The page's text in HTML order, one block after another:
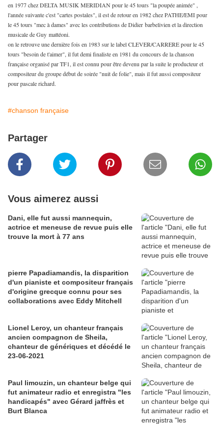
en 1977 chez DELTA MUSIK MERIDIAN pour le 45 tours "la poupée animée" ,
l'année suivante c'est "cartes postales", il est de retour en 1982 chez PATHE/EMI pour
le 45 tours "mec à dames" avec les contributions de Didier barbelivien et la direction
musicale de Guy mattéoni.
on le retrouve une dernière fois en 1983 sur le label CLEVER/CARRERE pour le 45
tours "besoin de t'aimer", il fut demi finaliste en 1981 du concours de la chanson
française organisé par TF1, il est connu pour être devenu par la suite le producteur et
compositeur du groupe début de soirée "nuit de folie", mais il fut aussi compositeur
pour pascale richard.
#chanson française
Partager
Vous aimerez aussi
Dani, elle fut aussi mannequin,
actrice et meneuse de revue puis elle
trouve la mort à 77 ans
pierre Papadiamandis, la disparition
d'un pianiste et compositeur français
d'origine grecque connu pour ses
collaborations avec Eddy Mitchell
Lionel Leroy, un chanteur français
ancien compagnon de Sheila,
chanteur de génériques et décédé le
23-06-2021
Paul limouzin, un chanteur belge qui
fut animateur radio et enregistra "les
handicapés" avec Gérard jaffrès et
Burt Blanca